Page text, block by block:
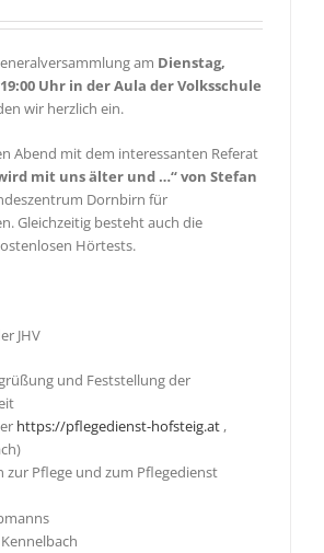
am Dienstag,
19:00 Uhr in der Aula der Volksschule
wir herzlich ein.
Abend mit dem interessanten Referat
mit uns älter und …“ von Stefan
Dornbirn für
Gleichzeitig besteht auch die
Hörtests.
JHV
und Feststellung der
https://pflegedienst-hofsteig.at ,
Pflege und zum Pflegedienst